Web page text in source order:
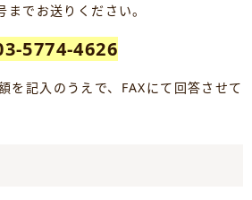
までお送りください。
5774-4626
を記入のうえで、FAXにて回答させて